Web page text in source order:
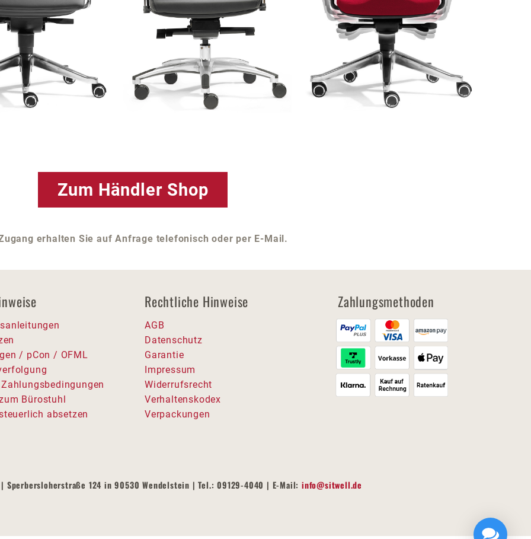
Zum Händler Shop
erhalten Sie auf Anfrage telefonisch oder per E-Mail.
/ pCon / OFML
Bürostuhl
absetzen
Rechtliche Hinweise
AGB
Datenschutz
Garantie
Impressum
Widerrufsrecht
Verhaltenskodex
Verpackungen
Zahlungsmethoden
| Sperbersloherstraße 124 in 90530 Wendelstein | Tel.: 09129-4040 | E-Mail:info@sitwell.de